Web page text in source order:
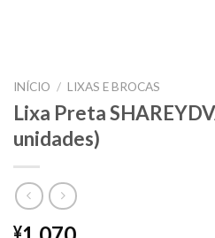
INÍCIO / LIXAS E BROCAS
Lixa Preta
unidades)
¥